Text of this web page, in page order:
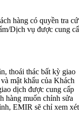
hàng có quyền tra
Dịch vụ được cung
thoái thác bất kỳ giao
mật khẩu của Khách
dịch được cung cấp
hàng muốn chỉnh sửa
EMIR sẽ chỉ xem xét